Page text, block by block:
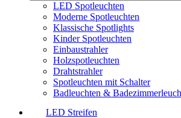
LED Spotleuchten
Moderne Spotleuchten
Klassische Spotlights
Kinder Spotleuchten
Einbaustrahler
Holzspotleuchten
Drahtstrahler
Spotleuchten mit Schalter
Badleuchten &
LED Streifen